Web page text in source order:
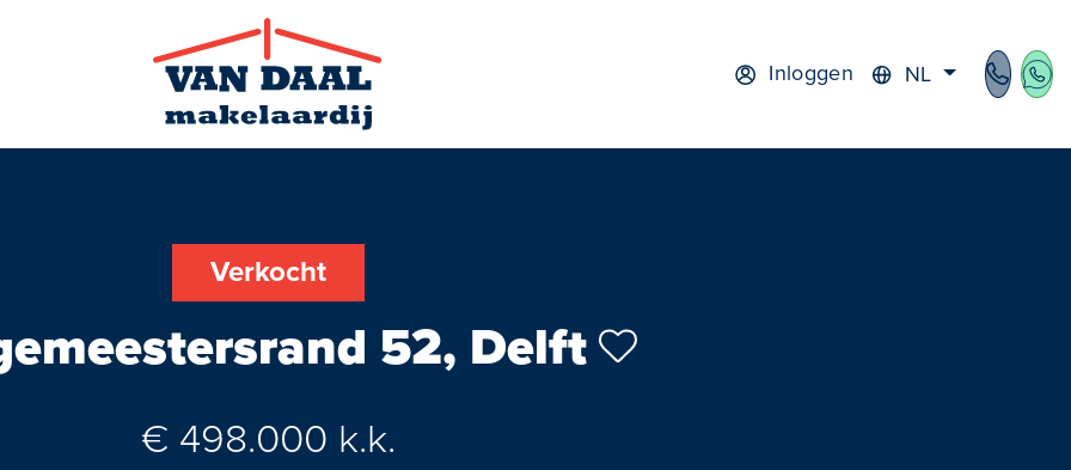
Inloggen NL
Zoekopdracht
Verkocht
52, Delft
€ 498.000 k.k.